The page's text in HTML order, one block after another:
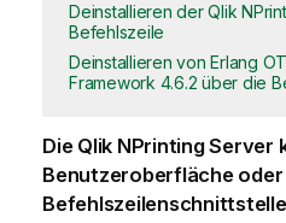
Deinstallieren der Qlik
Befehlszeile
Deinstallieren von Erlang
Framework 4.6.2 über die
Die Qlik NPrinting Server
Benutzeroberfläche oder